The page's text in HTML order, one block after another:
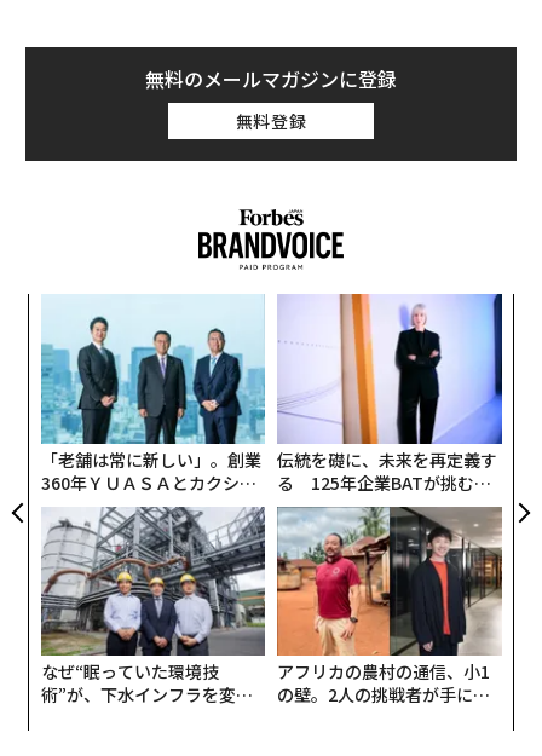
無料のメールマガジンに登録
無料登録
「老舗は常に新しい」。創業
360年ＹＵＡＳＡとカクシン
CEO田尻望が語る、AIを超え
る人の価値
伝統を礎に、未来を再定義す
る 125年企業BATが挑むス
モークレスな未来
なぜ“眠っていた環境技
術”が、下水インフラを変え
アフリカの農村の通信、小1
の壁。2人の挑戦者が手にし